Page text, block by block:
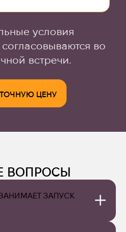
условия
во
встречи.
ЦЕНУ
ВОПРОСЫ
ЗАПУСК